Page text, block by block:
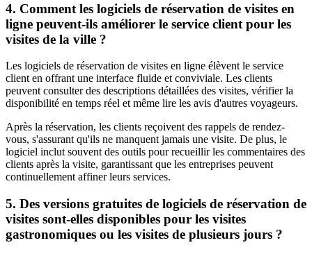
4. Comment les logiciels de réservation de visites en
ligne peuvent-ils améliorer le service client pour les
visites de la ville ?
Les logiciels de réservation de visites en ligne élèvent le service
client en offrant une interface fluide et conviviale. Les clients
peuvent consulter des descriptions détaillées des visites, vérifier la
disponibilité en temps réel et même lire les avis d'autres voyageurs.
Après la réservation, les clients reçoivent des rappels de rendez-
vous, s'assurant qu'ils ne manquent jamais une visite. De plus, le
logiciel inclut souvent des outils pour recueillir les commentaires des
clients après la visite, garantissant que les entreprises peuvent
continuellement affiner leurs services.
5. Des versions gratuites de logiciels de réservation de
visites sont-elles disponibles pour les visites
gastronomiques ou les visites de plusieurs jours ?